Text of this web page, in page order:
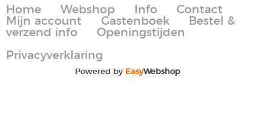
Home Webshop Info
Contact
Mijn account
Gastenboek
Bestel &
verzend info
Openingstijden
Privacyverklaring
Powered by EasyWebshop